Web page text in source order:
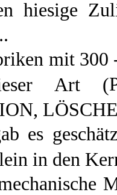
hiesige
mit
Art (
es
in den